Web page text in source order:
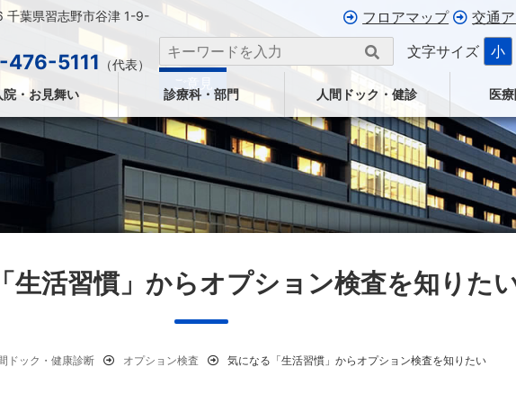
葉県習志野市谷津 1-9-
5111 （代表）
フロアマップ 交通
文字サイズ
小
ご意見
院・お見舞い 診療科・部門 人間ドック・健診 医
生活習慣」からオプション検査を知りた
ドック・健康診断 オプション検査 気になる「生活習慣」からオプション検査を知りたい